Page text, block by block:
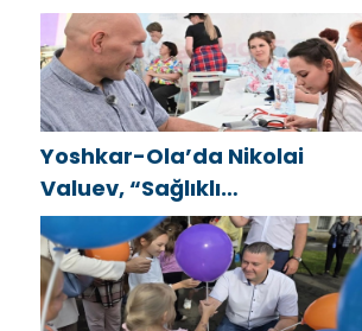
Birleşik Rusya Halk Programı
kapsamında Saratov’da
açıldı
Yoshkar-Ola’da Nikolai
Valuev, “Sağlıklı
Cumhuriyet” projesiyle
tanıştı